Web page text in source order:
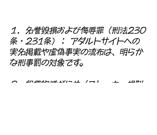
１．名誉毀損および侮辱罪（刑法230
条・231条）： アダルトサイトへの
実名掲載や虚偽事実の流布は、明らか
な刑事罰の対象です。
２．組織的嫌がらせ（ストーカー規制